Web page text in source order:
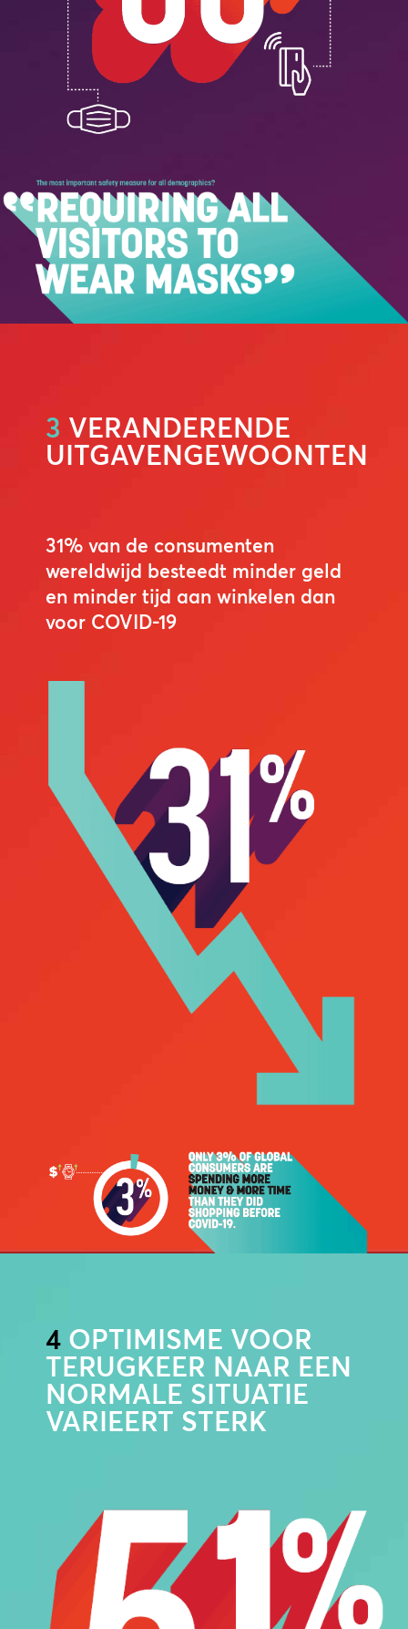
3 VERANDERENDE
UITGAVENGEWOONTEN
31% van de consumenten
wereldwijd besteedt minder geld
en minder tijd aan winkelen dan
voor COVID-19
4 OPTIMISME VOOR
TERUGKEER NAAR EEN
NORMALE SITUATIE
VARIEERT STERK